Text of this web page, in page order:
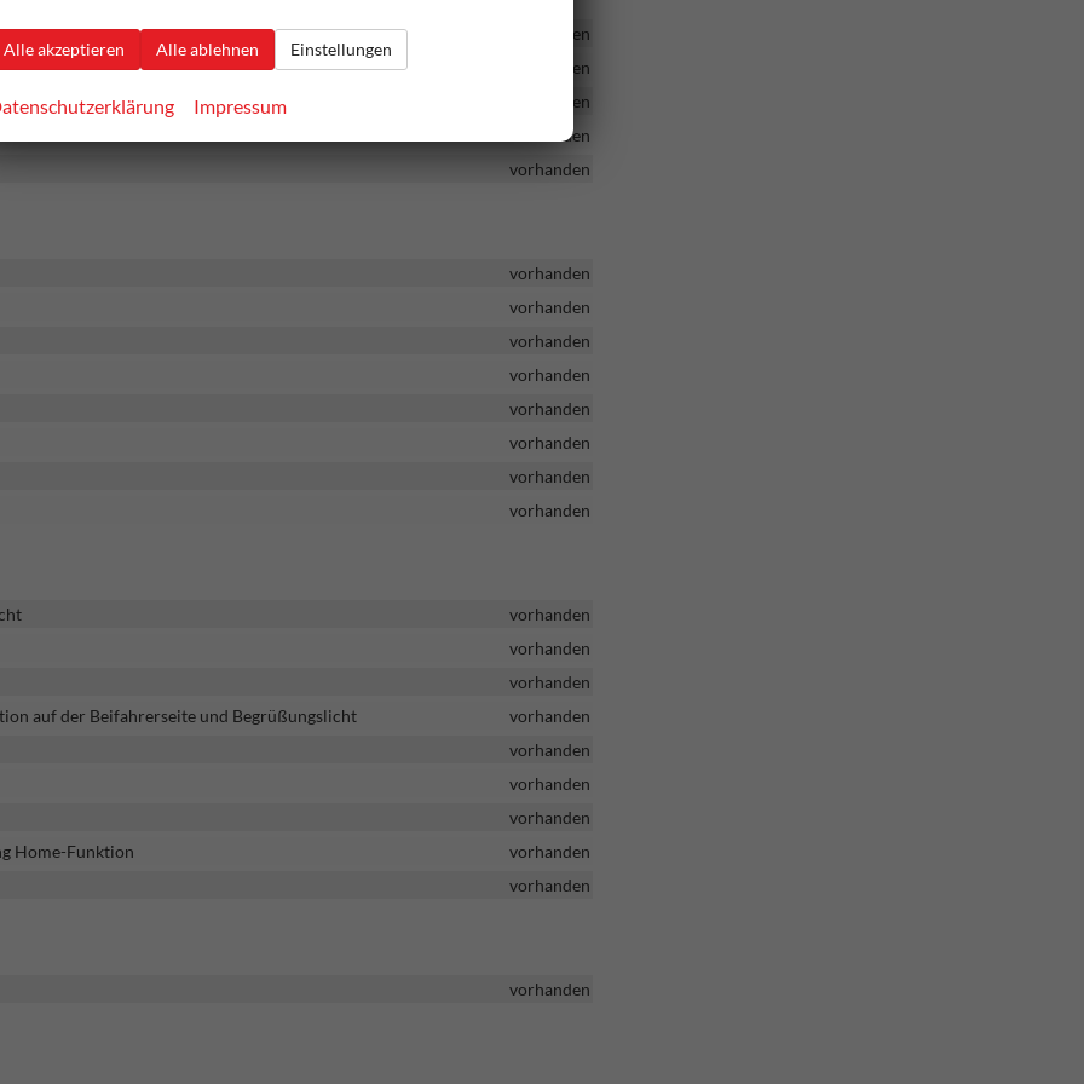
vorhanden
vorhanden
vorhanden
vorhanden
vorhanden
vorhanden
vorhanden
vorhanden
vorhanden
vorhanden
vorhanden
vorhanden
vorhanden
vorhanden
vorhanden
vorhanden
auf der Beifahrerseite und Begrüßungslicht
vorhanden
vorhanden
vorhanden
vorhanden
Home-Funktion
vorhanden
vorhanden
vorhanden
Alle akzeptieren Alle ablehnen Einstellungen
Impressum